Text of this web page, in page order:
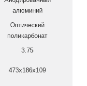
алюминий
Оптический
поликарбонат
3.75
473x186x109